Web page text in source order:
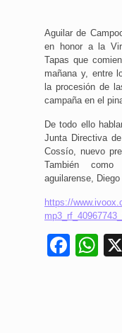
Aguilar de
en honor a la
Tapas que
mañana y, entre
la procesión de
campaña en el
De todo ello
Junta Directiva
Cossío, nuevo
También como
aguilarense,
https://